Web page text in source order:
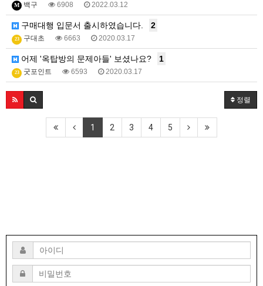
M 백구 6908 2022.03.12
구매대행 입문서 출시하였습니다. 2
23 구대초 6663 2020.03.17
어제 '옥탑방의 문제아들' 보셨나요? 1
23 굿포인트 6593 2020.03.17
정렬
1 2 3 4 5